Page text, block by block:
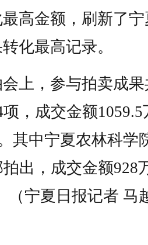
高金额，刷新了
化最高记录。
，参与拍卖成果
，成交金额1059.5
其中宁夏农林科学
出，成交金额928
（宁夏日报记者 马